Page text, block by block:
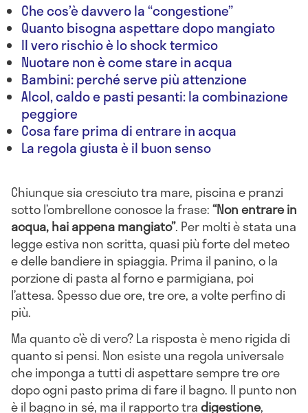
Che cos’è davvero la “congestione”
Quanto bisogna aspettare dopo mangiato
Il vero rischio è lo shock termico
Nuotare non è come stare in acqua
Bambini: perché serve più attenzione
Alcol, caldo e pasti pesanti: la combinazione
peggiore
Cosa fare prima di entrare in acqua
La regola giusta è il buon senso
Chiunque sia cresciuto tra mare, piscina e pranzi
sotto l’ombrellone conosce la frase:“Non entrare in
acqua, hai appena mangiato”. Per molti è stata una
legge estiva non scritta, quasi più forte del meteo
e delle bandiere in spiaggia. Prima il panino, o la
porzione di pasta al forno e parmigiana, poi
l’attesa. Spesso due ore, tre ore, a volte perfino di
più.
Ma quanto c’è di vero? La risposta è meno rigida di
quanto si pensi. Non esiste una regola universale
che imponga a tutti di aspettare sempre tre ore
dopo ogni pasto prima di fare il bagno. Il punto non
è il bagno in sé, ma il rapporto tradigestione,